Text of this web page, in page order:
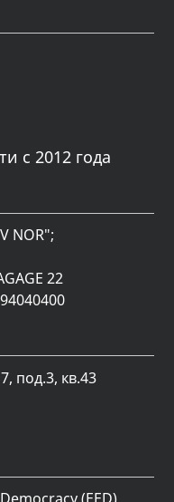
с 2012 года
NOR";
22
под.3, кв.43